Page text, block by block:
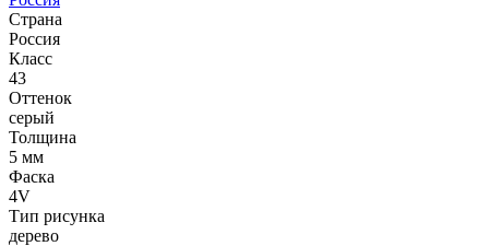
Страна
Россия
Класс
43
Оттенок
серый
Толщина
5 мм
Фаска
4V
Тип рисунка
дерево